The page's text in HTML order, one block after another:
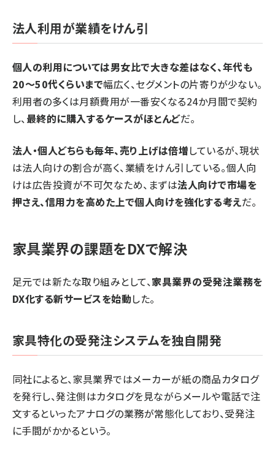
法人利用が業績をけん引
個人の利用については男女比で大きな差はなく、年代も
20～50代くらいまで幅広く、セグメントの片寄りが少ない。
利用者の多くは月額費用が一番安くなる24か月間で契約
し、 最終的に購入するケースがほとんどだ。
法人・個人どちらも毎年、売り上げは倍増しているが、現状
は法人向けの割合が高く、業績をけん引している。個人向
けは広告投資が不可欠なため、まずは法人向けで市場を
押さえ、信用力を高めた上で個人向けを強化する考えだ。
家具業界の課題をDXで解決
足元では新たな取り組みとして、家具業界の受発注業務を
DX化する新サービスを始動した。
家具特化の受発注システムを独自開発
同社によると、家具業界ではメーカーが紙の商品カタログ
を発行し、発注側はカタログを見ながらメールや電話で注
文するといったアナログの業務が常態化しており、受発注
に手間がかかるという。